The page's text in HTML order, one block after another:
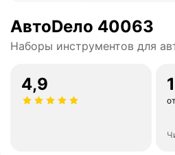
АвтоDело 40063
Наборы инструментов для
4,9 1